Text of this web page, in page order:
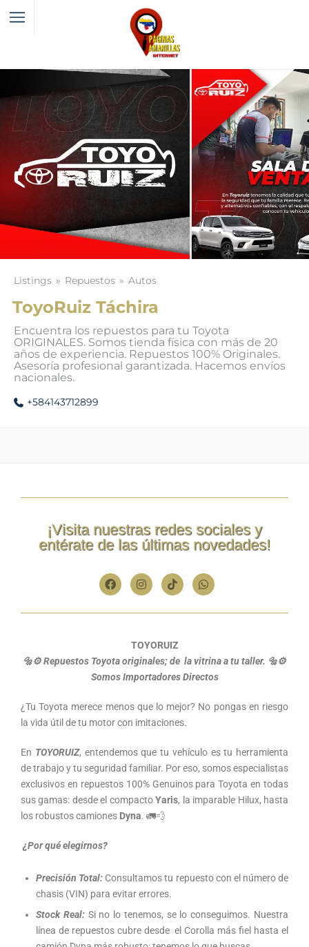
Listings Repuestos Autos
ToyoRuiz Táchira
Encuentra los repuestos para tu Toyota
ORIGINALES. Somos tienda física con más de 20
años de experiencia. Repuestos 100% Originales.
Asesoría profesional garantizada. Hacemos envíos
nacionales.
+584143712899
¡Visita nuestras redes sociales y
entérate de las últimas novedades!
TOYORUIZ
🔩⚙️Repuestos Toyota originales; de la vitrina a tu taller. 🔩⚙️
Somos Importadores Directos
¿Tu Toyota merece menos que lo mejor? No pongas en riesgo
la vida útil de tu motor con imitaciones.
En TOYORUIZ, entendemos que tu vehículo es tu herramienta
de trabajo y tu seguridad familiar. Por eso, somos especialistas
exclusivos en repuestos 100% Genuinos para Toyota en todas
sus gamas: desde el compactoYaris, la imparable Hilux, hasta
los robustos camiones Dyna. 🚛💨
¿Por qué elegirnos?
Precisión Total: Consultamos tu repuesto con el número de
chasis (VIN) para evitar errores.
Stock Real: Si no lo tenemos, se lo conseguimos. Nuestra
línea de repuestos cubre desde el Corolla más fiel hasta el